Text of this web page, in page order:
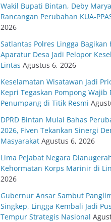
Wakil Bupati Bintan, Deby
Rancangan Perubahan KUA-
2026
Satlantas Polres Lingga Bagikan
Aparatur Desa Jadi Pelopor
Lintas Agustus 6, 2026
Keselamatan Wisatawan Jadi
Kepri Tegaskan Pompong Wajib
Penumpang di Titik Resmi
DPRD Bintan Mulai Bahas
2026, Fiven Tekankan Sinergi
Masyarakat Agustus 6, 2026
Lima Pejabat Negara
Kehormatan Korps Marinir di
2026
Gubernur Ansar Sambut
Singkep, Lingga Kembali Jadi
Tempur Strategis Nasional